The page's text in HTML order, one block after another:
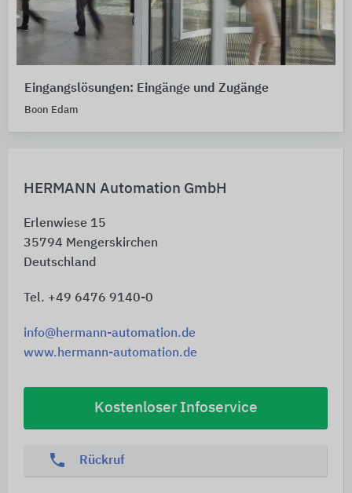
HERMANN Automation GmbH
Erlenwiese 15
35794 Mengerskirchen
Deutschland
Tel. +49 6476 9140-0
info@hermann-automation.de
www.hermann-automation.de
Kostenloser Infoservice
phone Rückruf
Eingangslösungen: Eingänge und Zugänge
Boon Edam